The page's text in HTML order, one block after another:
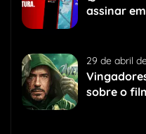
assinar
29 de abril
sobre o